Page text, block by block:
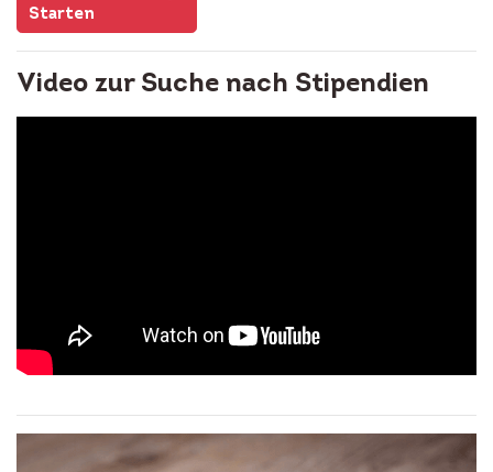
Starten
Video zur Suche nach Stipendien